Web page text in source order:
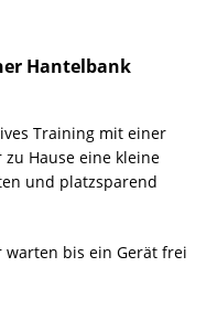
Hantelbank
Training mit einer
Hause eine kleine
und platzsparend
bis ein Gerät frei